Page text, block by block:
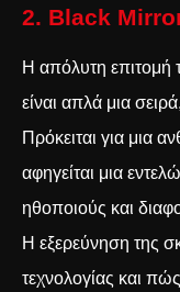
2. Black
Η απόλυτη επιτομή
είναι απλά μια
Πρόκειται για μια
αφηγείται μια
ηθοποιούς και
Η εξερεύνηση της
τεχνολογίας και